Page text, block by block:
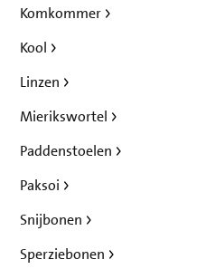
Komkommer
Kool
Linzen
Mierikswortel
Paddenstoelen
Paksoi
Snijbonen
Sperziebonen